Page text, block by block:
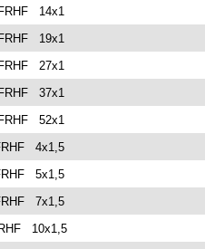
14х1
19х1
27х1
37х1
52х1
4х1,5
5х1,5
7х1,5
10х1,5